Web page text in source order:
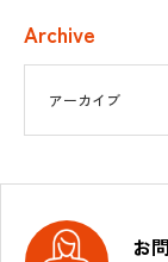
Archive
お